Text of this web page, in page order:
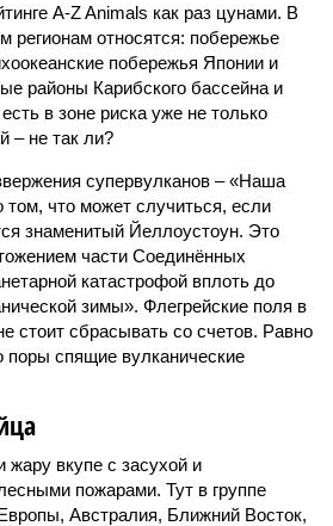
A-Z Animals как раз цунами. В
регионам относятся: побережье
побережья Японии и
районы Карибского бассейна и
в зоне риска уже не только
– не так ли?
супервулканов – «Наша
том, что может случиться, если
знаменитый Йеллоустоун. Это
части Соединённых
катастрофой вплоть до
зимы». Флегрейские поля в
стоит сбрасывать со счетов. Равно
поры спящие вулканические
вкупе с засухой и
пожарами. Тут в группе
Австралия, Ближний Восток,